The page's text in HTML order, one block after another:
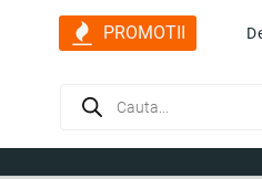
PROMOTII
Products